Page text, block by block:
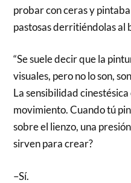
probar con ceras y
pastosas derritiéndolas al
“Se suele decir que la
visuales, pero no lo son,
La sensibilidad
movimiento. Cuando tú
sobre el lienzo, una
sirven para crear?
–Sí.